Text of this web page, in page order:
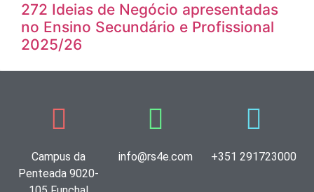
272 Ideias de Negócio apresentadas
no Ensino Secundário e Profissional
2025/26
Campus da
Penteada 9020-
info@rs4e.com +351 291723000